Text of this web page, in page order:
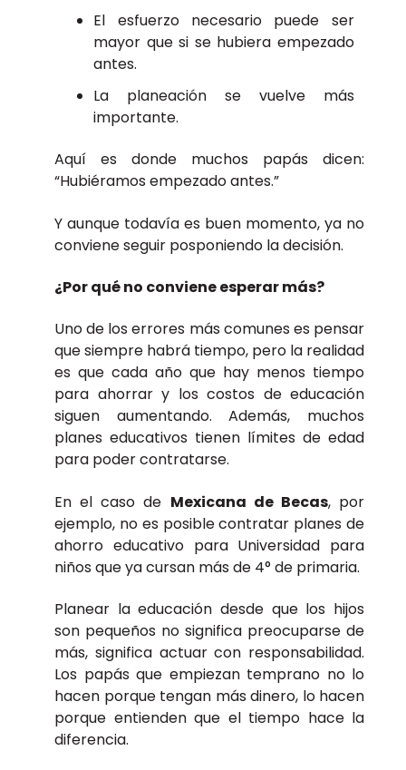
El esfuerzo necesario puede ser
mayor que si se hubiera empezado
antes.
La planeación se vuelve más
importante.
Aquí es donde muchos papás dicen:
“Hubiéramos empezado antes.”
Y aunque todavía es buen momento, ya no
conviene seguir posponiendo la decisión.
¿Por qué no conviene esperar más?
Uno de los errores más comunes es pensar
que siempre habrá tiempo, pero la realidad
es que cada año que hay menos tiempo
para ahorrar y los costos de educación
siguen aumentando. Además, muchos
planes educativos tienen límites de edad
para poder contratarse.
En el caso de Mexicana de Becas, por
ejemplo, no es posible contratar planes de
ahorro educativo para Universidad para
niños que ya cursan más de 4° de primaria.
Planear la educación desde que los hijos
son pequeños no significa preocuparse de
más, significa actuar con responsabilidad.
Los papás que empiezan temprano no lo
hacen porque tengan más dinero, lo hacen
porque entienden que el tiempo hace la
diferencia.